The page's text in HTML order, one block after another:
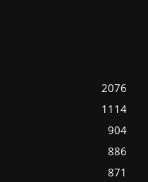
2076
1114
904
886
871